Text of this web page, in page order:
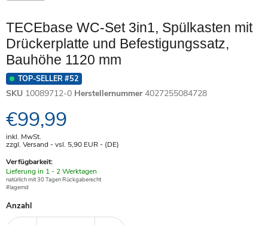
TECEbase WC-Set 3in1, Spülkasten mit
Drückerplatte und Befestigungssatz,
Bauhöhe 1120 mm
TOP-SELLER #52
SKU 10089712-0 Herstellernummer 4027255084728
Aktueller Preis
€99,99
inkl. MwSt.
zzgl. Versand - vsl. 5,90 EUR- (DE)
Verfügbarkeit:
Verfügbar
-
Lieferung in 1 - 2 Werktagen
natürlich mit 30 Tagen Rückgaberecht
#lagernd
Anzahl